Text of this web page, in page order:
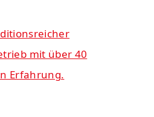
mit über 40
Erfahrung.